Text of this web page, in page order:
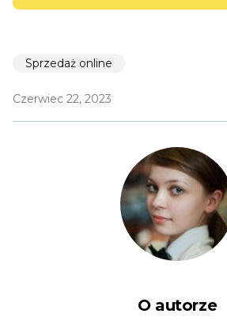
Sprzedaż online
Czerwiec 22, 2023
O autorze